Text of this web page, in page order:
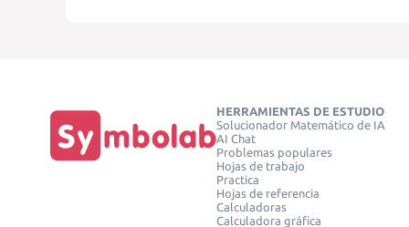
HERRAMIENTAS DE ESTUDIO
Solucionador Matemático de IA
AI Chat
Problemas populares
Hojas de trabajo
Practica
Hojas de referencia
Calculadoras
Calculadora gráfica